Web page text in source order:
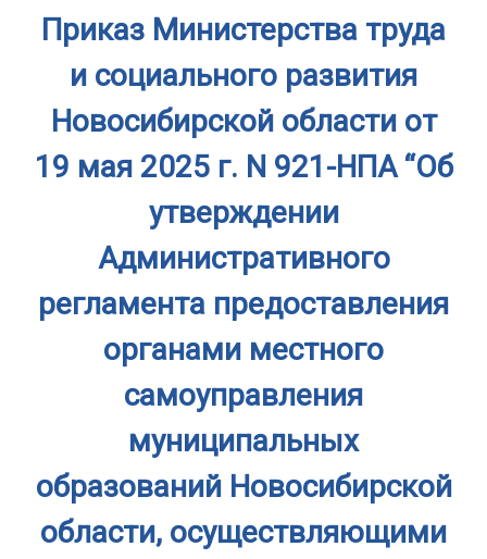
Приказ Министерства труда
и социального развития
Новосибирской области от
19 мая 2025 г. N 921-НПА “Об
утверждении
Административного
регламента предоставления
органами местного
самоуправления
муниципальных
образований Новосибирской
области, осуществляющими